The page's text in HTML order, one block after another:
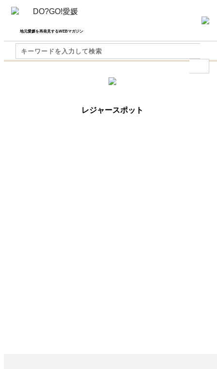
地元愛媛を再発見するWEBマガジン
レジャースポット